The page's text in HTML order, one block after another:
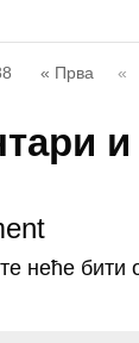
« Прва «
и
неће бити